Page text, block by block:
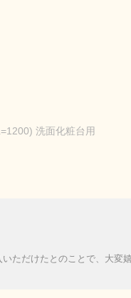
洗面化粧台用
ただけたとのことで、大